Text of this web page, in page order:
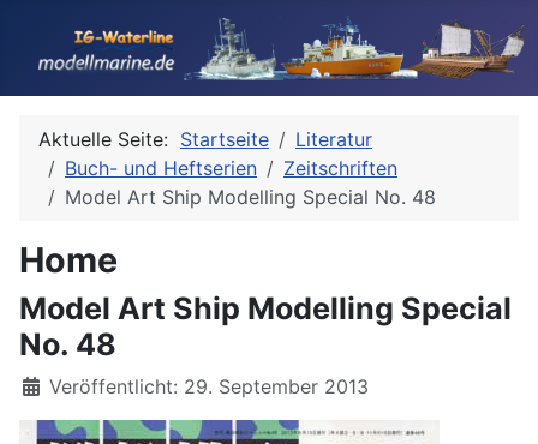
Aktuelle Seite: Startseite
Literatur
Buch- und Heftserien
Zeitschriften
Model Art Ship Modelling Special No. 48
Home
Model Art Ship Modelling Special
No. 48
Details
Veröffentlicht: 29. September 2013